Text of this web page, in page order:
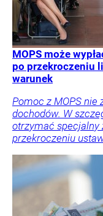
MOPS może
po przekroczeniu
warunek
Pomoc z MOPS nie
dochodów. W
otrzymać specjalny
przekroczeniu